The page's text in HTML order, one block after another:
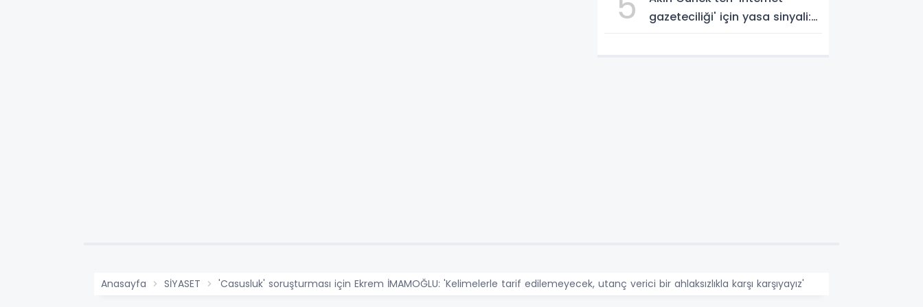
gazeteciliği' için yasa sinyali:
Anasayfa SİYASET 'Casusluk' soruşturması için Ekrem İMAMOĞLU: 'Kelimelerle tarif edilemeyecek, utanç verici bir ahlaksızlıkla karşı karşıyayız'